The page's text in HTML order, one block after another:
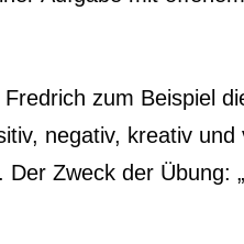
zum Beispiel
negativ, kreativ
Zweck der